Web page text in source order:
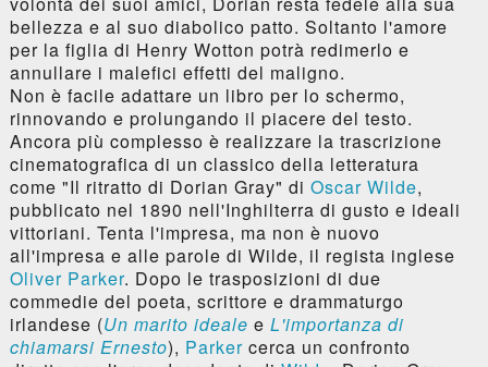
bellezza e al suo diabolico patto. Soltanto l'amore
per la figlia di Henry Wotton potrà redimerlo e
annullare i malefici effetti del maligno.
Non è facile adattare un libro per lo schermo,
rinnovando e prolungando il piacere del testo.
Ancora più complesso è realizzare la trascrizione
cinematografica di un classico della letteratura
come "Il ritratto di Dorian Gray" di Oscar Wilde,
pubblicato nel 1890 nell'Inghilterra di gusto e ideali
vittoriani. Tenta l'impresa, ma non è nuovo
all'impresa e alle parole di Wilde, il regista inglese
Oliver Parker. Dopo le trasposizioni di due
commedie del poeta, scrittore e drammaturgo
irlandese (Un marito ideale e L'importanza di
chiamarsi Ernesto), Parkercerca un confronto